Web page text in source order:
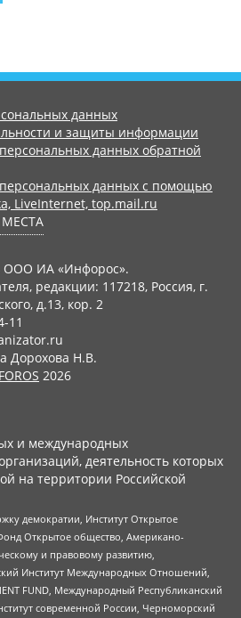
данных
и защиты информации
данных обратной
персональных данных с помощью
LiveInternet, top.mail.ru
ООО ИА «Инфорос».
редакции: 117218, Россия, г.
д.13, кор. 2
11
Дорохова Н.В.
2026
и международных
деятельность которых
на территории Российской
демократии, Институт Открытое
Открытое общество, Американо-
и правовому развитию,
Институт Международных Отношений,
FUND, Международный Республиканский
современной России, Черноморский